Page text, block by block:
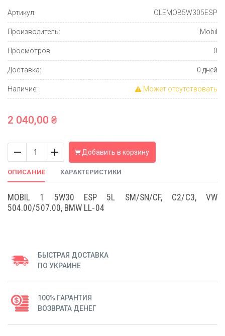
Артикул: OLEMOB5W305ESP
Производитель: Mobil
Просмотров: 0
Доставка: 0 дней
Наличие: Может отсутствовать
2 040,00 ₴
Добавить в корзину
ОПИСАНИЕ ХАРАКТЕРИСТИКИ
MOBIL 1 5W30 ESP 5L SM/SN/CF, C2/C3, VW
504.00/507.00, BMW LL-04
БЫСТРАЯ ДОСТАВКА
ПО УКРАИНЕ
100% ГАРАНТИЯ
ВОЗВРАТА ДЕНЕГ